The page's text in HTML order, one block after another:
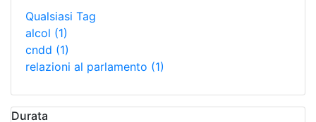
Qualsiasi Tag
alcol (1)
cndd (1)
relazioni al parlamento (1)
Durata